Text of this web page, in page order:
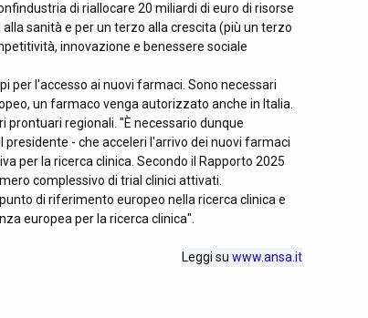
di riallocare 20 miliardi di euro di risorse
sanità e per un terzo alla crescita (più un terzo
innovazione e benessere sociale
per l'accesso ai nuovi farmaci. Sono necessari
un farmaco venga autorizzato anche in Italia.
prontuari regionali. "È necessario dunque
- che acceleri l'arrivo dei nuovi farmaci
per la ricerca clinica. Secondo il Rapporto 2025
complessivo di trial clinici attivati.
di riferimento europeo nella ricerca clinica e
europea per la ricerca clinica".
Leggi su www.ansa.it